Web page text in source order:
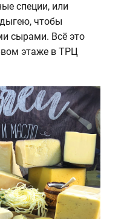
специи, или
чтобы
сырами. Всё это
этаже в ТРЦ